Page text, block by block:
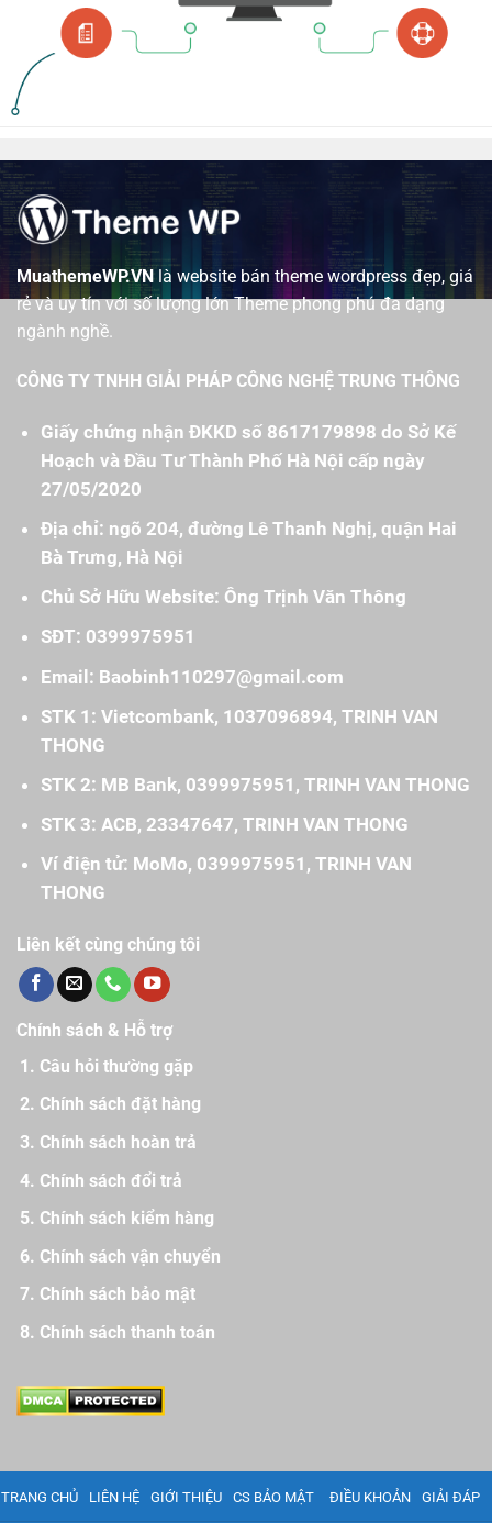
MuathemeWP.VNlà website bán theme wordpress đẹp, giá
rẻ và uy tín với số lượng lớn Theme phong phú đa dạng
ngành nghề.
CÔNG TY TNHH GIẢI PHÁP CÔNG NGHỆ TRUNG THÔNG
Giấy chứng nhận ĐKKD số 8617179898 do Sở Kế
Hoạch và Đầu Tư Thành Phố Hà Nội cấp ngày
27/05/2020
Địa chỉ: ngõ 204, đường Lê Thanh Nghị, quận Hai
Bà Trưng, Hà Nội
Chủ Sở Hữu Website: Ông Trịnh Văn Thông
SĐT: 0399975951
Email: Baobinh110297@gmail.com
STK 1: Vietcombank, 1037096894, TRINH VAN
THONG
STK 2: MB Bank, 0399975951, TRINH VAN THONG
STK 3: ACB, 23347647, TRINH VAN THONG
Ví điện tử: MoMo, 0399975951, TRINH VAN
THONG
Liên kết cùng chúng tôi
Chính sách & Hỗ trợ
Câu hỏi thường gặp
Chính sách đặt hàng
Chính sách hoàn trả
Chính sách đổi trả
Chính sách kiểm hàng
Chính sách vận chuyển
Chính sách bảo mật
Chính sách thanh toán
TRANG CHỦ LIÊN HỆ GIỚI THIỆU CS BẢO MẬT ĐIỀU KHOẢN GIẢI ĐÁP